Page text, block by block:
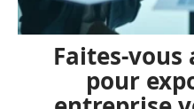
Faites-vous
pour